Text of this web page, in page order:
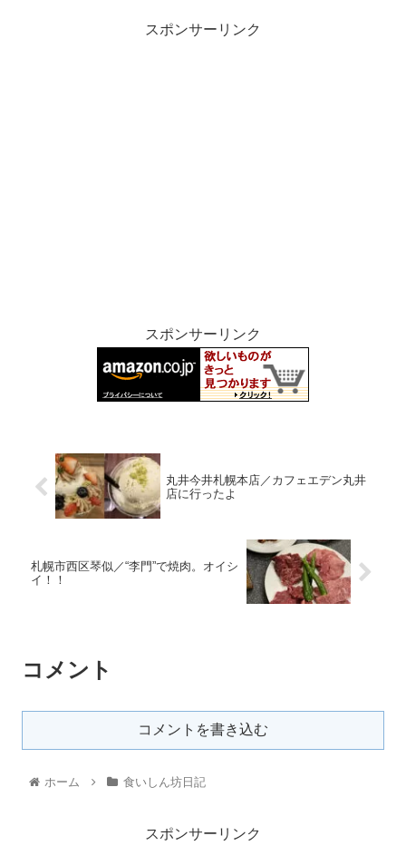
スポンサーリンク
スポンサーリンク
丸井今井札幌本店／カフェエデン丸井
店に行ったよ
札幌市西区琴似／“李門”で焼肉。オイシ
イ！！
コメント
コメントを書き込む
ホーム 食いしん坊日記
スポンサーリンク